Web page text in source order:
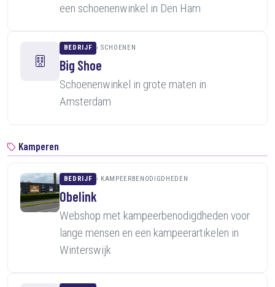
een schoenenwinkel in Den Ham
BEDRIJF SCHOENEN
Big Shoe
Schoenenwinkel in grote maten in
Amsterdam
Kamperen
BEDRIJF KAMPEERBENODIGDHEDEN
Obelink
Webshop met kampeerbenodigdheden voor
lange mensen en een kampeerartikelen in
Winterswijk